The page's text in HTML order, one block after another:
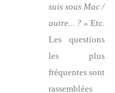
suis sous Mac /
autre... ? » Etc.
Les questions
les plus
fréquentes sont
rassemblées